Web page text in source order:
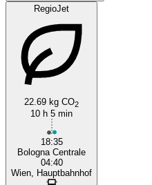
RegioJet
22.69 kg CO2
10 h 5 min
18:35
Bologna Centrale
04:40
Wien, Hauptbahnhof